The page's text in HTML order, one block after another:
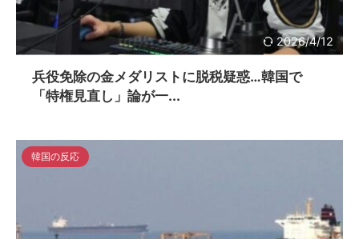
2026/4/12
兵役免除の金メダリストに脱税疑惑…韓国で
「特権見直し」論が一...
韓国の反応